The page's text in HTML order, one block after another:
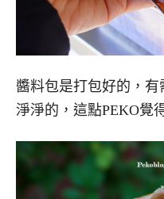
醬料包是打包好的，
淨淨的，這點PEKO覺